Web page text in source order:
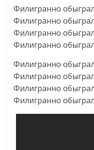
Филигранно
Филигранно
Филигранно
Филигранно
Филигранно
Филигранно
Филигранно
Филигранно